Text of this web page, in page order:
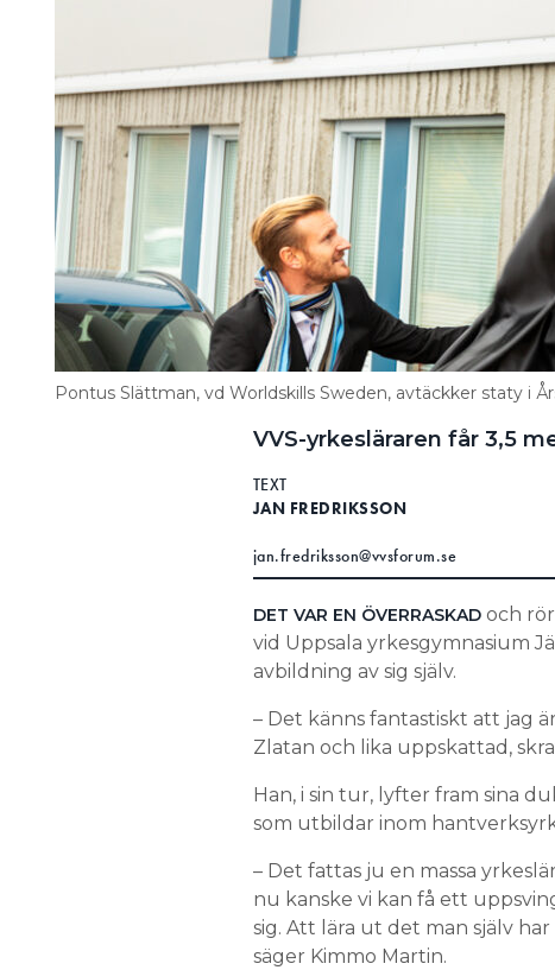
Information om GDPR
Search for:
SEARCH
Pontus Slättman, vd Worldskills Sweden, avtäckker staty i
VVS-yrkesläraren får 3,5
TEXT
JAN FREDRIKSSON
jan.fredriksson@vvsforum.se
DET VAR EN ÖVERRASKADoch
vid Uppsala yrkesgymnasium
avbildning av sig själv.
– Det känns fantastiskt att jag
Zlatan och lika uppskattad,
Han, i sin tur, lyfter fram sina
som utbildar inom
– Det fattas ju en massa
nu kanske vi kan få ett
sig. Att lära ut det man själv
säger Kimmo Martin.